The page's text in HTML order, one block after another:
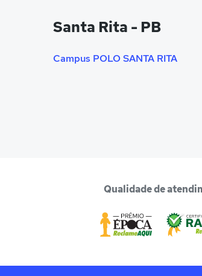
Santa Rita - PB
Campus POLO SANTA RITA
Qualidade de